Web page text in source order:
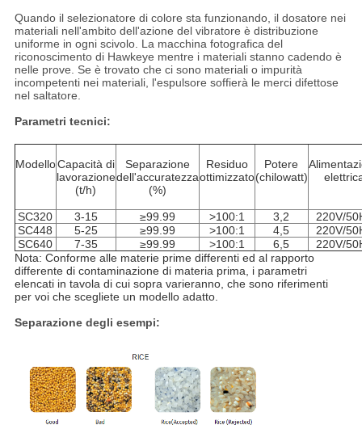
Quando il selezionatore di colore sta funzionando, il dosatore nei
materiali nell'ambito dell'azione del vibratore è distribuzione
uniforme in ogni scivolo. La macchina fotografica del
riconoscimento di Hawkeye mentre i materiali stanno cadendo è
nelle prove. Se è trovato che ci sono materiali o impurità
incompetenti nei materiali, l'espulsore soffierà le merci difettose
nel saltatore.
Parametri tecnici:
ModelloCapacità di
lavorazione
(t/h)
Separazione
dell'accuratezza
(%)
Residuo
ottimizzato
Potere
(chilowatt)
SC320 3-15 ≥99.99 >100:1 3,2
220V/
SC448
5-25 ≥99.99 >100:1 4,5
220V/
SC640
7-35 ≥99.99 >100:1 6,5
220V/
Nota: Conforme alle materie prime differenti ed al rapporto
differente di contaminazione di materia prima, i parametri
elencati in tavola di cui sopra varieranno, che sono riferimenti
per voi che scegliete un modello adatto.
Separazione degli esempi: